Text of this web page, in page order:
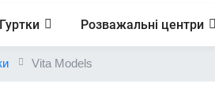
Гуртки Розважальні центри
Vita Models